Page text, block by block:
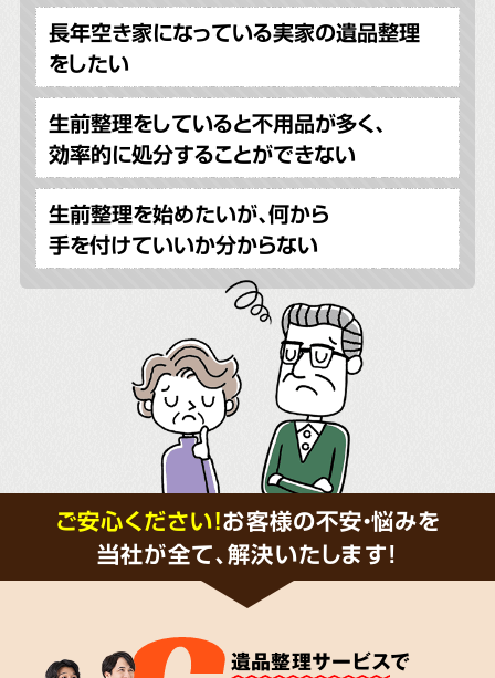
長年空き家になっている実家の遺品整理
をしたい
生前整理をしていると不用品が多く、
効率的に処分することができない
生前整理を始めたいが、何から
手を付けていいか分からない
ご安心ください！お客様の不安・悩みを
当社が全て、解決いたします!
遺品整理サービスで